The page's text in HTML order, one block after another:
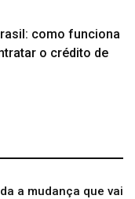
como funciona
o crédito de
a mudança que vai